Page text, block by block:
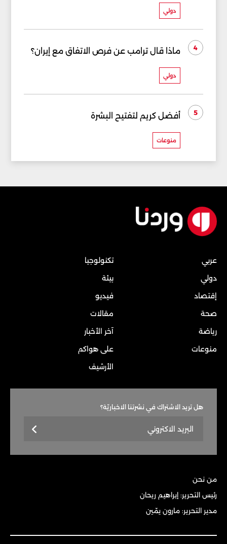
دولي
4 ماذا قال ترامب عن فرص الاتفاق مع إيران؟
دولي
5 أفضل كريم لتفتيح البشرة
منوعات
عربي
دولي
إقتصاد
صحة
رياضة
منوعات
تكنولوجيا
بيئة
فيديو
مقالات
آخر الأخبار
على هواكم
الأرشيف
هل تريد الاشتراك في نشرتنا الاخباريّة؟
من نحن
رئيس التحرير: إبراهيم ريحان
مدير التحرير: مارون يمّين